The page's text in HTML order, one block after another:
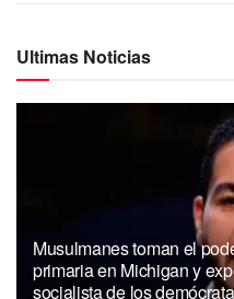
Ultimas Noticias
Musulmanes toman el
primaria en Michigan y
socialista de los